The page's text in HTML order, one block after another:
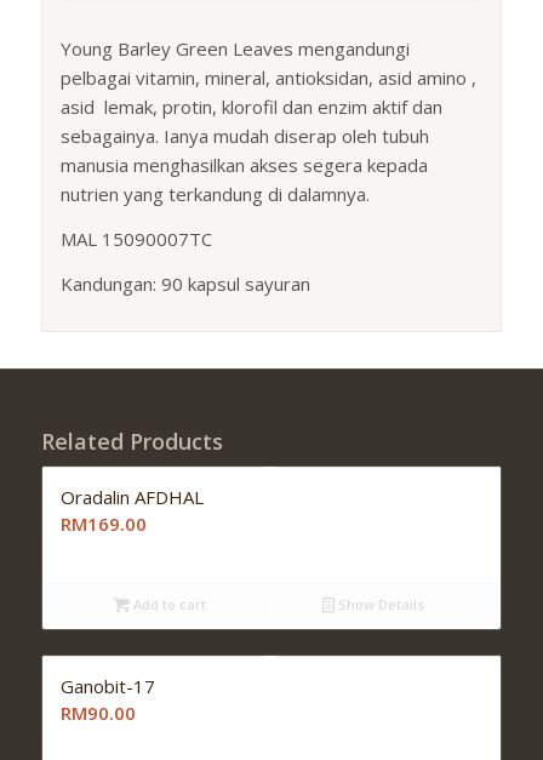
Young Barley Green Leaves mengandungi
pelbagai vitamin, mineral, antioksidan, asid amino ,
asid lemak, protin, klorofil dan enzim aktif dan
sebagainya. Ianya mudah diserap oleh tubuh
manusia menghasilkan akses segera kepada
nutrien yang terkandung di dalamnya.
MAL 15090007TC
Kandungan: 90 kapsul sayuran
Related Products
Oradalin AFDHAL
RM169.00
Add to cart Show Details
Ganobit-17
RM90.00